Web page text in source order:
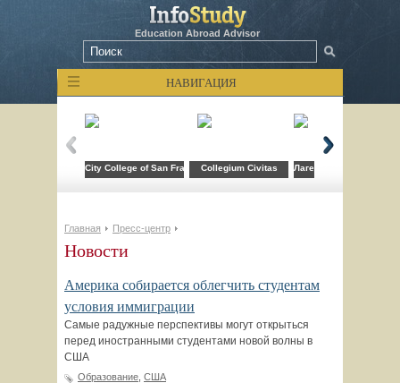
Education Abroad Advisor
НАВИГАЦИЯ
City College of San FranciscoCollegium Civitas Лагерь компьютерных
Главная Пресс-центр
Новости
Америка собирается облегчить студентам
условия иммиграции
Самые радужные перспективы могут открыться
перед иностранными студентами новой волны в
США
Образование США